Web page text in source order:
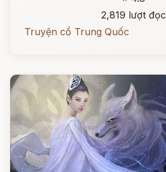
2,819 lượt đọc
Truyện cổ Trung Quốc